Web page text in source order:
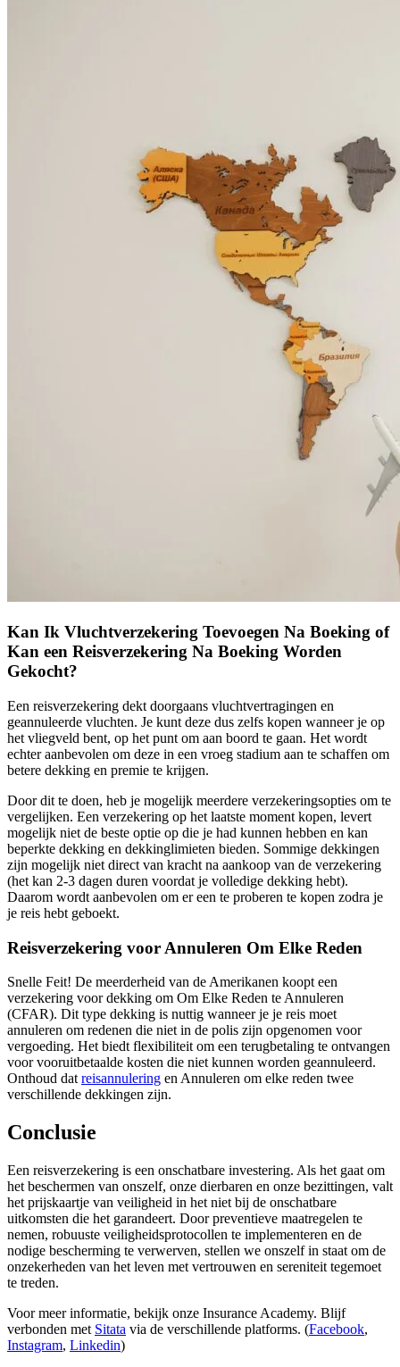
Kan Ik Vluchtverzekering Toevoegen Na Boeking of
Kan een Reisverzekering Na Boeking Worden
Gekocht?
Een reisverzekering dekt doorgaans vluchtvertragingen en
geannuleerde vluchten. Je kunt deze dus zelfs kopen wanneer je op
het vliegveld bent, op het punt om aan boord te gaan. Het wordt
echter aanbevolen om deze in een vroeg stadium aan te schaffen om
betere dekking en premie te krijgen.
Door dit te doen, heb je mogelijk meerdere verzekeringsopties om te
vergelijken. Een verzekering op het laatste moment kopen, levert
mogelijk niet de beste optie op die je had kunnen hebben en kan
beperkte dekking en dekkinglimieten bieden. Sommige dekkingen
zijn mogelijk niet direct van kracht na aankoop van de verzekering
(het kan 2-3 dagen duren voordat je volledige dekking hebt).
Daarom wordt aanbevolen om er een te proberen te kopen zodra je
je reis hebt geboekt.
Reisverzekering voor Annuleren Om Elke Reden
Snelle Feit! De meerderheid van de Amerikanen koopt een
verzekering voor dekking om Om Elke Reden te Annuleren
(CFAR). Dit type dekking is nuttig wanneer je je reis moet
annuleren om redenen die niet in de polis zijn opgenomen voor
vergoeding. Het biedt flexibiliteit om een terugbetaling te ontvangen
voor vooruitbetaalde kosten die niet kunnen worden geannuleerd.
Onthoud dat reisannulering en Annuleren om elke reden twee
verschillende dekkingen zijn.
Conclusie
Een reisverzekering is een onschatbare investering. Als het gaat om
het beschermen van onszelf, onze dierbaren en onze bezittingen, valt
het prijskaartje van veiligheid in het niet bij de onschatbare
uitkomsten die het garandeert. Door preventieve maatregelen te
nemen, robuuste veiligheidsprotocollen te implementeren en de
nodige bescherming te verwerven, stellen we onszelf in staat om de
onzekerheden van het leven met vertrouwen en sereniteit tegemoet
te treden.
Voor meer informatie, bekijk onze Insurance Academy. Blijf
verbonden met Sitata via de verschillende platforms. (Facebook,
Instagram, Linkedin)